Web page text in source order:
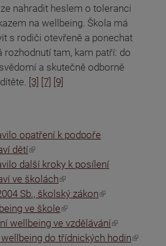
nahradit heslem o toleranci
na wellbeing. Škola má
s rodiči otevřeně a ponechat
rozhodnutí tam, kam patří: do
a skutečně odborně
[3] [7] [9]
opatření k podpoře
dětí
další kroky k posílení
ve školách
Sb., školský zákon
ve škole
wellbeing ve vzdělávání
do třídnických hodin